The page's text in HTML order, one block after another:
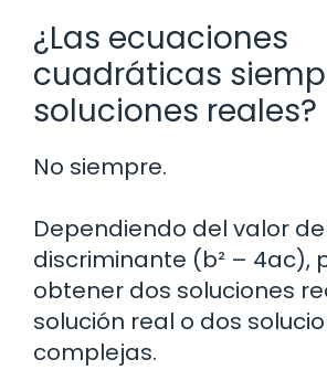
¿Las ecuaciones
cuadráticas
soluciones reales?
No siempre.
Dependiendo del valor
discriminante (b² – 4ac),
obtener dos soluciones
solución real o dos
complejas.